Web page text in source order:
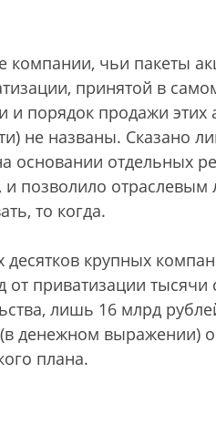
чьи пакеты
принятой в
порядок продажи этих
не названы. Сказано
основании отдельных
и позволило
то когда.
крупных
от приватизации
лишь 16 млрд
денежном выражении)
плана.